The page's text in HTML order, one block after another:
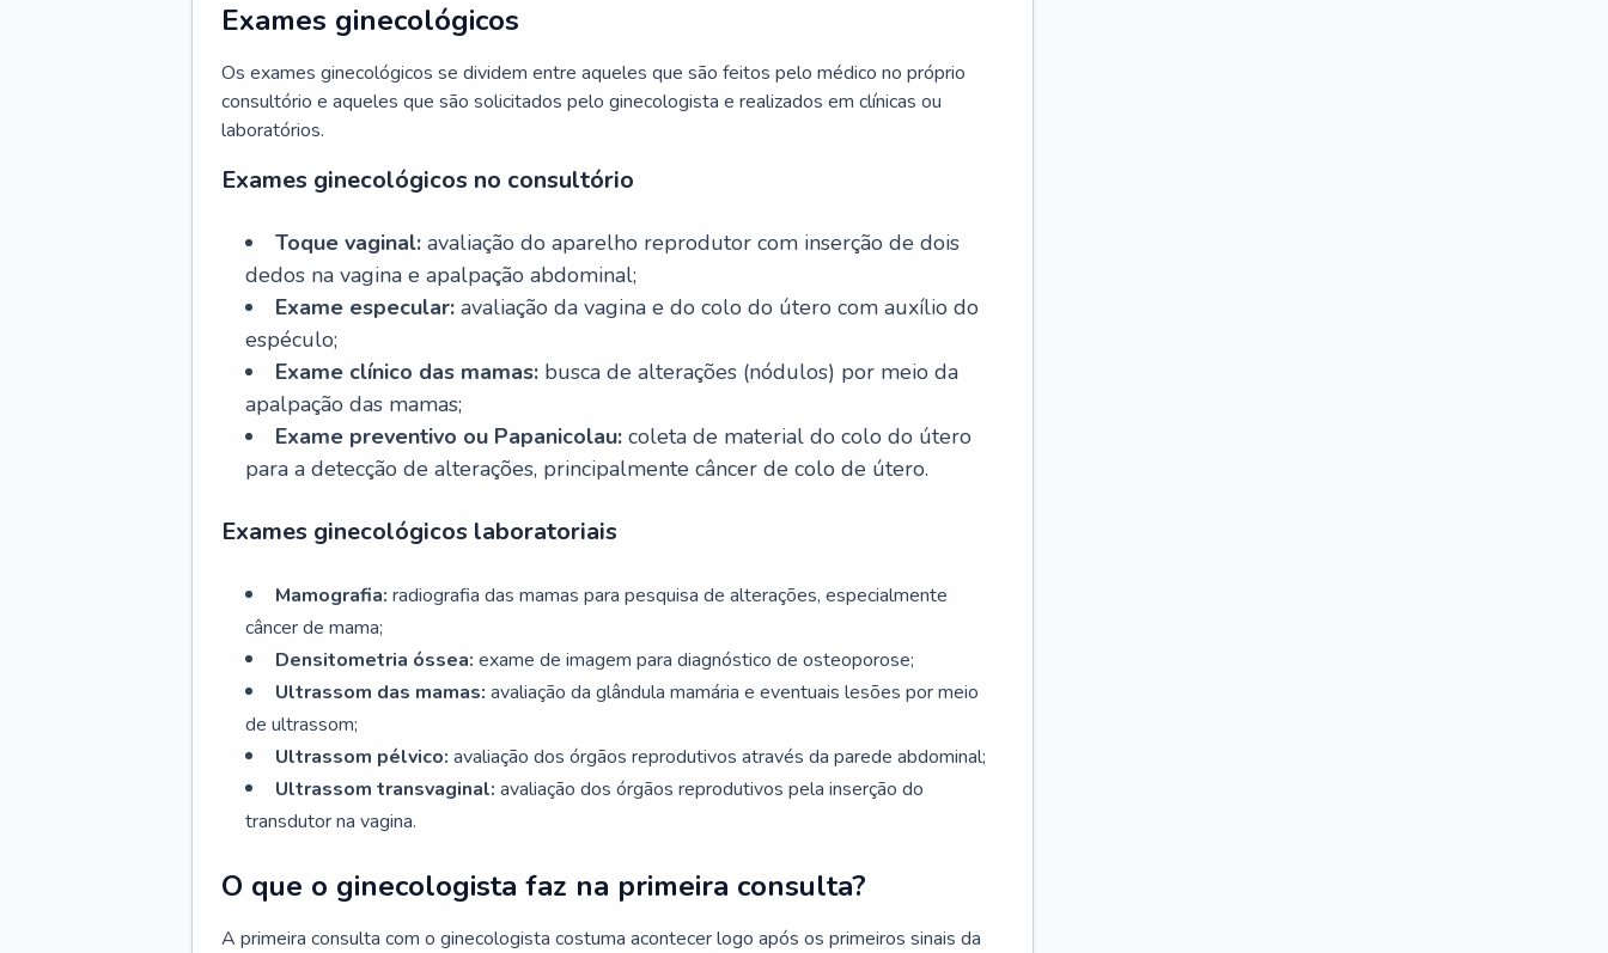
Exames ginecológicos
Os exames ginecológicos se dividem entre aqueles que são feitos pelo médico no próprio
consultório e aqueles que são solicitados pelo ginecologista e realizados em clínicas ou
laboratórios.
Exames ginecológicos no consultório
Toque vaginal: avaliação do aparelho reprodutor com inserção de dois
dedos na vagina e apalpação abdominal;
Exame especular: avaliação da vagina e do colo do útero com auxílio do
espéculo;
Exame clínico das mamas: busca de alterações (nódulos) por meio da
apalpação das mamas;
Exame preventivo ou Papanicolau: coleta de material do colo do útero
para a detecção de alterações, principalmente câncer de colo de útero.
Exames ginecológicos laboratoriais
Mamografia: radiografia das mamas para pesquisa de alterações, especialmente
câncer de mama;
Densitometria óssea: exame de imagem para diagnóstico de osteoporose;
Ultrassom das mamas: avaliação da glândula mamária e eventuais lesões por meio
de ultrassom;
Ultrassom pélvico: avaliação dos órgãos reprodutivos através da parede abdominal;
Ultrassom transvaginal: avaliação dos órgãos reprodutivos pela inserção do
transdutor na vagina.
O que o ginecologista faz na primeira consulta?
A primeira consulta com o ginecologista costuma acontecer logo após os primeiros sinais da